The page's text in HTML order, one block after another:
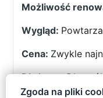
Zwykle
Dla
Zgoda na pliki